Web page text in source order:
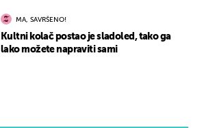
MA, SAVRŠENO!
Kultni kolač postao je sladoled, tako ga
lako možete napraviti sami